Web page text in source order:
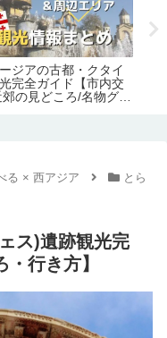
ジアの古都・クタイ
完全ガイド【市内交
の見どころ/名物グル
る × 西アジア
とら
ス)遺跡観光完
行き方】